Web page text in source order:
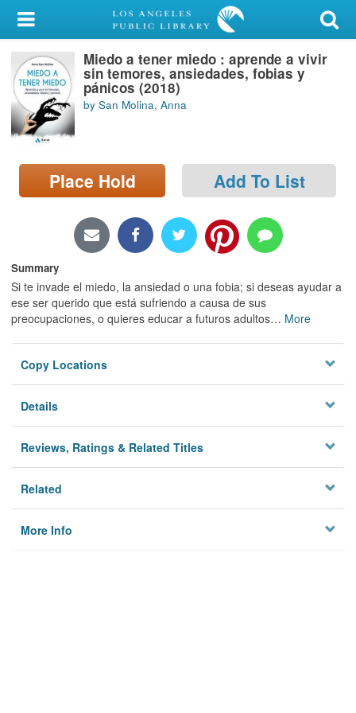
My Account
Library Card
Sign In
Search
Locations/Hours (external
page)
Miedo a tener miedo : aprende a vivir
sin temores, ansiedades, fobias y
pánicos (2018)
by San Molina, Anna
Place Hold Add To List
Summary
Si te invade el miedo, la ansiedad o una fobia; si deseas ayudar a
ese ser querido que está sufriendo a causa de sus
preocupaciones, o quieres educar a futuros adultos… More
Copy Locations
Details
Reviews, Ratings & Related Titles
Related
More Info